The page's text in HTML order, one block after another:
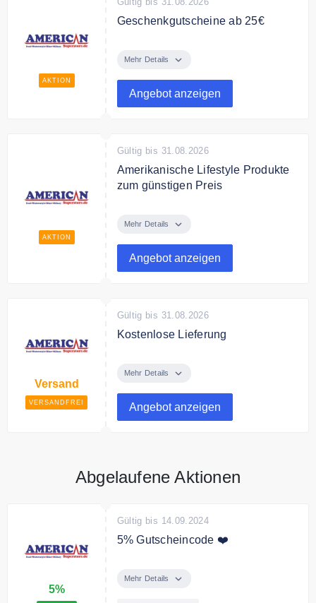
AKTION
Geschenkgutscheine ab 25€
ab 25€ von American Superstore.
Mehr Details
Angebot anzeigen
AKTION
Gültig bis 31.08.2026
Amerikanische Lifestyle Produkte
zum günstigen Preis
amerikanische Lifestyle Produkte
Mehr Details
Angebot anzeigen
Versand
VERSANDFREI
Gültig bis 31.08.2026
Kostenlose Lieferung
American Superstore
Mehr Details
Angebot anzeigen
Abgelaufene Aktionen
5%
Gültig bis 14.09.2024
5% Gutscheincode ❤️
Rabatt auf Ihre Bestellung
Mehr Details